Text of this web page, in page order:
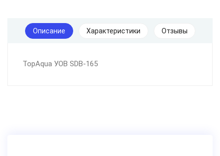
Описание Характеристики Отзывы
TopAqua УОВ SDB-165